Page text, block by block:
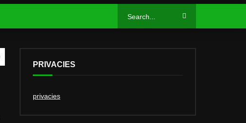
PRIVACIES
privacies